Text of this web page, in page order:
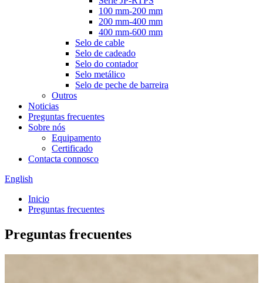
100 mm-200 mm
200 mm-400 mm
400 mm-600 mm
Selo de cable
Selo de cadeado
Selo do contador
Selo metálico
Selo de peche de barreira
Outros
Noticias
Preguntas frecuentes
Sobre nós
Equipamento
Certificado
Contacta connosco
English
Inicio
Preguntas frecuentes
Preguntas frecuentes